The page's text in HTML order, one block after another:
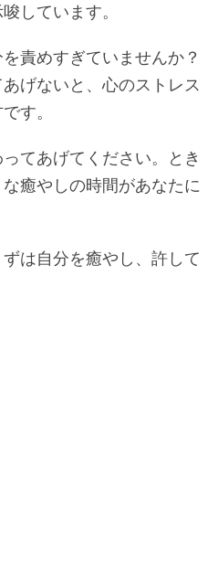
しています。
責めすぎていませんか？
げないと、心のストレス
す。
てあげてください。とき
癒やしの時間があなたに
は自分を癒やし、許して